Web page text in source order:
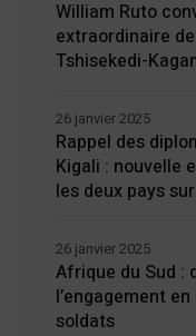
William Ruto
extraordinaire
Tshisekedi-
Rappel des
Kigali : nouvelle
les deux pays
26 janvier 2025
Afrique du Sud :
l’engagement
soldats
26 janvier 2025